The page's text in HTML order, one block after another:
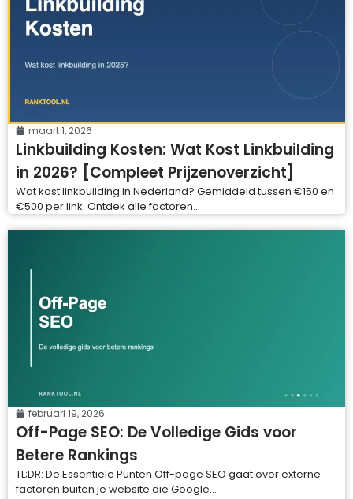
maart 1, 2026
Linkbuilding Kosten: Wat Kost Linkbuilding
in 2026? [Compleet Prijzenoverzicht]
Wat kost linkbuilding in Nederland? Gemiddeld tussen €150 en
€500 per link. Ontdek alle factoren...
februari 19, 2026
Off-Page SEO: De Volledige Gids voor
Betere Rankings
TL;DR: De Essentiële Punten Off-page SEO gaat over externe
factoren buiten je website die Google...